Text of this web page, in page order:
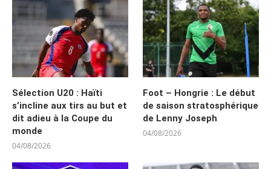
Sélection U20 : Haïti
s’incline aux tirs au but et
dit adieu à la Coupe du
monde
04/08/2026
Foot – Hongrie : Le début
de saison stratosphérique
de Lenny Joseph
04/08/2026